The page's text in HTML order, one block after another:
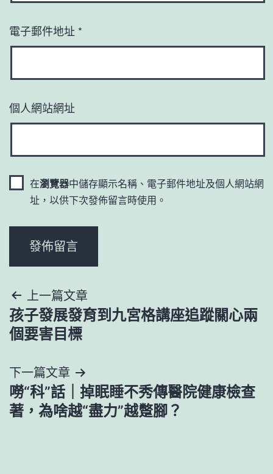
電子郵件地址 *
個人網站網址
在瀏覽器中儲存顯示名稱、電子郵件地址及個人網站網
址，以供下次發佈留言時使用。
文
章
覽
上一篇文章
孩子發展發育到九宮格講座追蹤關心兩
個要害目標
下一篇文章
嘮“科”話｜掉眠睡不秀傳醫院健康檢查
著，為啥越“盡力”越蹩腳？